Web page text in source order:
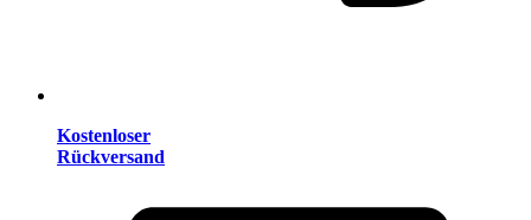
Kostenloser
Rückversand